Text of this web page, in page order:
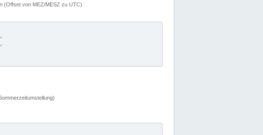
(Offset von MEZ/MESZ zu UTC)